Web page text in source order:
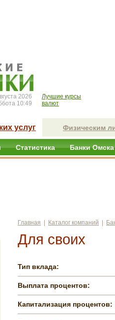
2026
10:49
Лучшие курсы
валют
услуг Физическим
Статистика Банки Омска
Главная Каталог компаний
Для своих
Тип вклада:
Выплата процентов:
Капитализация процентов: